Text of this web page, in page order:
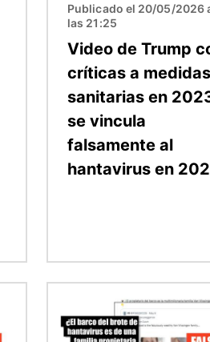
Publicado el 20/05/2026
las 21:25
Video de Trump
críticas a medidas
sanitarias en
se vincula
falsamente al
hantavirus en